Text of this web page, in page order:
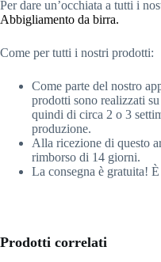
Per dare un’occhiata a tutti i
Abbigliamento da birra.
Come per tutti i nostri prodotti:
Come parte del nostro
prodotti sono realizzati
quindi di circa 2 o 3
produzione.
Alla ricezione di questo
rimborso di 14 giorni.
La consegna è gratuita!
Prodotti correlati